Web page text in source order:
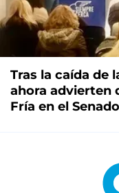
Tras la caída de
ahora advierten
Fría en el Senado